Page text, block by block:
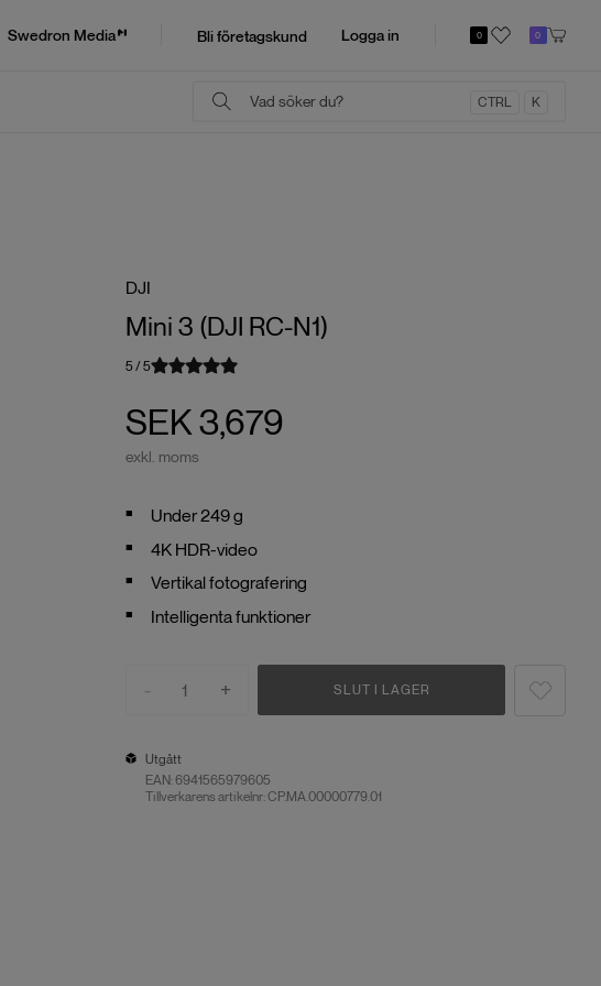
Swedron Media Bli företagskund Logga in 0 0
CTRL K
DJI
Mini 3 (DJI RC-N1)
5 /5
SEK 3,679
exkl. moms
Under 249 g
4K HDR-video
Vertikal fotografering
Intelligenta funktioner
- 1 + SLUT I LAGER
Utgått
EAN:6941565979605
Tillverkarens artikelnr: CP.MA.00000779.01